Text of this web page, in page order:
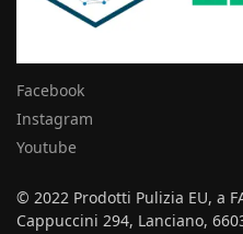
Facebook
Instagram
Youtube
© 2022 Prodotti Pulizia EU, a
Cappuccini 294, Lanciano,